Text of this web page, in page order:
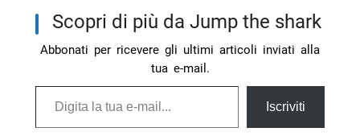
Scopri di più da Jump the shark
Abbonati per ricevere gli ultimi articoli inviati alla
tua e-mail.
Digita la tua e-mail...
Iscriviti